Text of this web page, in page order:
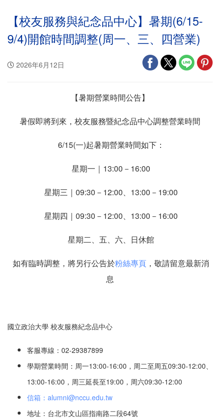
【校友服務與紀念品中心】暑期(6/15-
9/4)開館時間調整(周一、三、四營業)
2026年6月12日
【暑期營業時間公告】
暑假即將到來，校友服務暨紀念品中心調整營業時間
6/15(一)起暑期營業時間如下：
星期一｜13:00－16:00
星期三｜09:30－12:00、13:00－19:00
星期四｜09:30－12:00、13:00－16:00
星期二、五、六、日休館
如有臨時調整，將另行公告於粉絲專頁 ，敬請留意最新消
息
國立政治大學 校友服務紀念品中心
客服專線：02-29387899
學期營業時間：周一13:00-16:00，周二至周五09:30-12:00、
13:00-16:00，周三延長至19:00，周六09:30-12:00
信箱：alumni@nccu.edu.tw
地址：台北市文山區指南路二段64號